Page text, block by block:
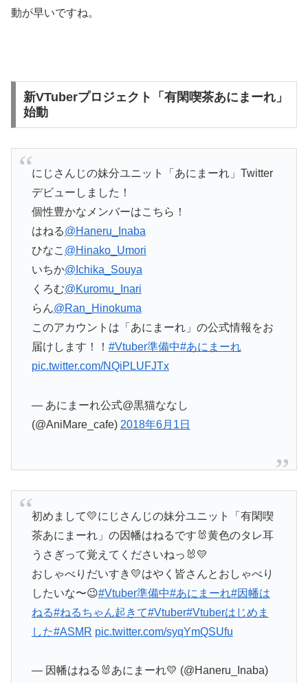
動が早いですね。
新VTuberプロジェクト「有閑喫茶あにまーれ」
始動
にじさんじの妹分ユニット「あにまーれ」Twitter
デビューしました！
個性豊かなメンバーはこちら！
はねる@Haneru_Inaba
ひなこ @Hinako_Umori
いちか@Ichika_Souya
くろむ@Kuromu_Inari
らん@Ran_Hinokuma
このアカウントは「あにまーれ」の公式情報をお
届けします！！ #Vtuber準備中#あにまーれ
pic.twitter.com/NQiPLUFJTx
— あにまーれ公式@黒猫ななし
(@AniMare_cafe) 2018年6月1日
初めまして💛にじさんじの妹分ユニット「有閑喫
茶あにまーれ」の因幡はねるです🐰黄色のタレ耳
うさぎって覚えてくださいねっ🐰💛
おしゃべりだいすき💛はやく皆さんとおしゃべり
したいな〜😉#Vtuber準備中#あにまーれ#因幡は
ねる#ねるちゃん起きて#Vtuber#Vtuberはじめま
した#ASMR pic.twitter.com/syqYmQSUfu
— 因幡はねる🐰あにまーれ💛 (@Haneru_Inaba)